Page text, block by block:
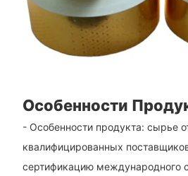
Особенности
- Особенности продукта: сырье
квалифицированных
сертификацию международного